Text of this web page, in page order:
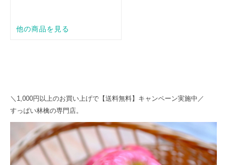
＼1,000円以上のお買い上げで【送料無料】キャンペーン実施中／
すっぱい林檎の専門店。